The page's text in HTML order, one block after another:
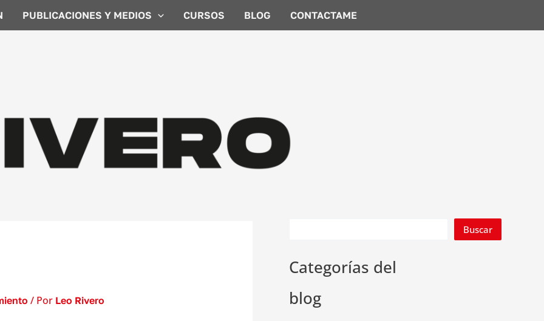
PUBLICACIONES Y MEDIOS CURSOS BLOG CONTACTAME
/ Por Leo Rivero
Buscar
Categorías del
blog